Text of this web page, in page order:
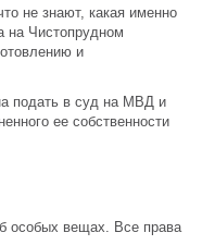
не знают, какая именно
на Чистопрудном
и
подать в суд на МВД и
ее собственности
особых вещах. Все права